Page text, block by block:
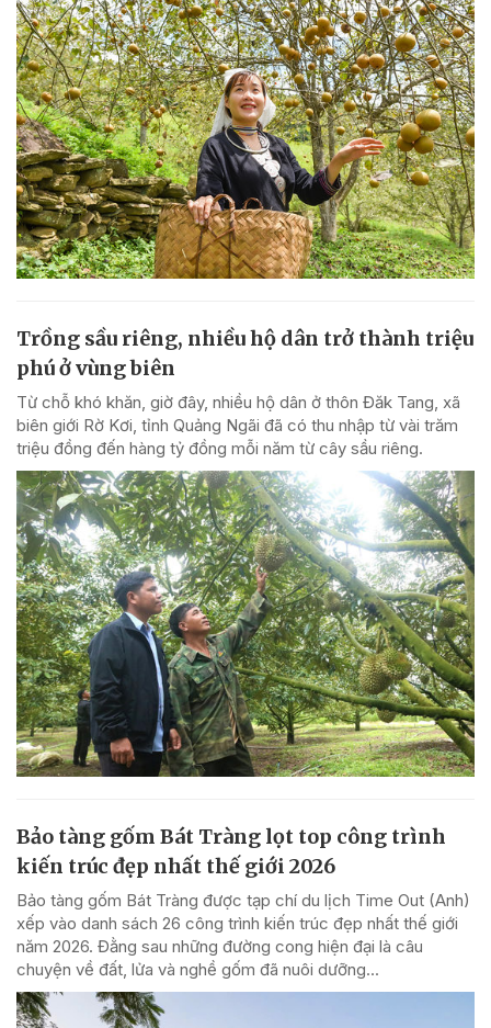
Trồng sầu riêng, nhiều hộ dân trở thành triệu
phú ở vùng biên
Từ chỗ khó khăn, giờ đây, nhiều hộ dân ở thôn Đăk Tang, xã
biên giới Rờ Kơi, tỉnh Quảng Ngãi đã có thu nhập từ vài trăm
triệu đồng đến hàng tỷ đồng mỗi năm từ cây sầu riêng.
Bảo tàng gốm Bát Tràng lọt top công trình
kiến trúc đẹp nhất thế giới 2026
Bảo tàng gốm Bát Tràng được tạp chí du lịch Time Out (Anh)
xếp vào danh sách 26 công trình kiến trúc đẹp nhất thế giới
năm 2026. Đằng sau những đường cong hiện đại là câu
chuyện về đất, lửa và nghề gốm đã nuôi dưỡng...